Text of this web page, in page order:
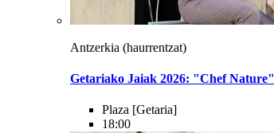
Antzerkia (haurrentzat)
Getariako Jaiak 2026: "Chef Nature"
Plaza [Getaria]
18:00